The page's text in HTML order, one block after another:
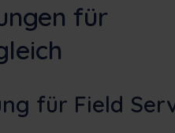
für
für Field